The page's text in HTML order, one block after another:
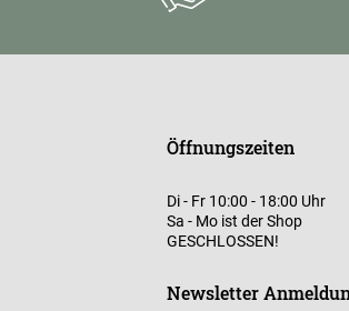
Öffnungszeiten
Di - Fr 10:00 - 18:00 Uhr
Sa - Mo ist der Shop
GESCHLOSSEN!
Newsletter